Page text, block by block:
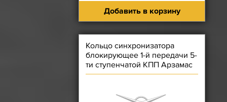
Добавить в корзину
Кольцо синхронизатора
блокирующее 1-й передачи 5-
ти ступенчатой КПП Арзамас